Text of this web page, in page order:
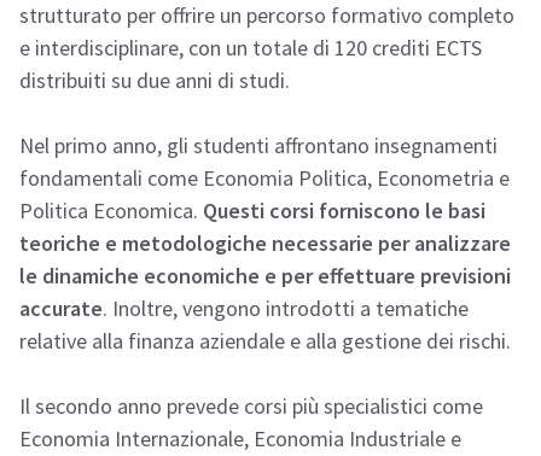
strutturato per offrire un percorso formativo completo
e interdisciplinare, con un totale di 120 crediti ECTS
distribuiti su due anni di studi.
Nel primo anno, gli studenti affrontano insegnamenti
fondamentali come Economia Politica, Econometria e
Politica Economica. Questi corsi forniscono le basi
teoriche e metodologiche necessarie per analizzare
le dinamiche economiche e per effettuare previsioni
accurate. Inoltre, vengono introdotti a tematiche
relative alla finanza aziendale e alla gestione dei rischi.
Il secondo anno prevede corsi più specialistici come
Economia Internazionale, Economia Industriale e